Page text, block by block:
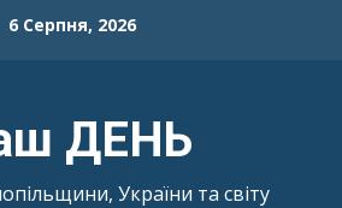
6 Серпня, 2026
ДЕНЬ
України та світу